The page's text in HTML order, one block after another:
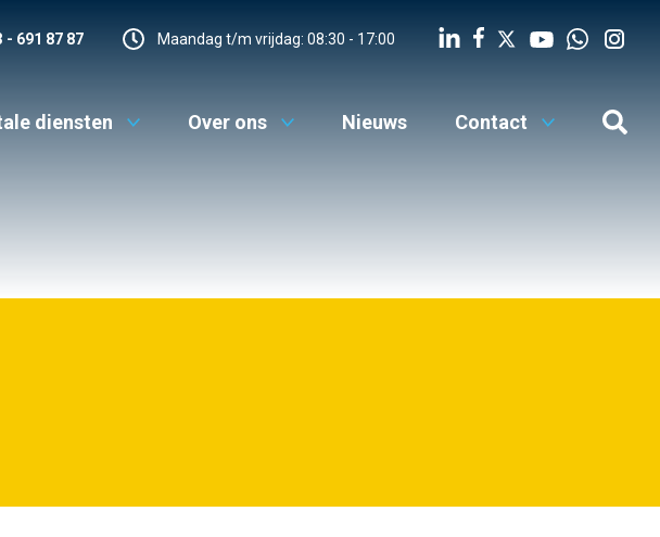
- 691 87 87 Maandag t/m vrijdag: 08:30 - 17:00
diensten Over ons Nieuws Contact
MENU
Nieuws